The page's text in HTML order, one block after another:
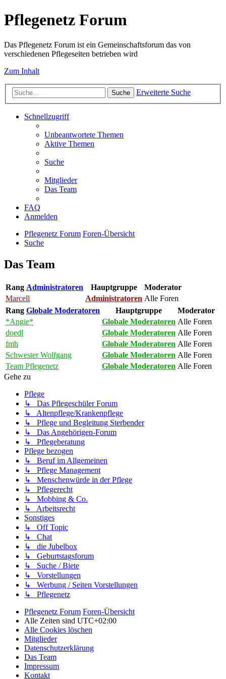
Pflegenetz Forum
Das Pflegenetz Forum ist ein Gemeinschaftsforum das von
verschiedenen Pflegeseiten betrieben wird
Zum Inhalt
Suche Erweiterte Suche
Schnellzugriff
Unbeantwortete Themen
Aktive Themen
Suche
Mitglieder
Das Team
FAQ
Anmelden
Pflegenetz Forum Foren-Übersicht
Suche
Das Team
Rang Administratoren Hauptgruppe
Moderator
Marcell
Administratoren Alle Foren
Rang Globale Moderatoren Hauptgruppe
Moderator
*Angie*
Globale Moderatoren Alle Foren
doedl
Globale Moderatoren Alle Foren
fmh
Globale Moderatoren Alle Foren
Schwester Wolfgang
Globale Moderatoren Alle Foren
Team Pflegenetz
Globale Moderatoren Alle Foren
Gehe zu
Pflege
↳ Das Pflegeschüler Forum
↳ Altenpflege/Krankenpflege
↳ Pflege und Begleitung Sterbender
↳ Das Angehörigen-Forum
↳ Pflegeberatung
Pflege bezogen
↳ Beruf im Allgemeinen
↳ Pflege Management
↳ Menschenwürde in der Pflege
↳ Pflegerecht
↳ Mobbing & Co.
↳ Arbeitsrecht
Sonstiges
↳ Off Topic
↳ Chat
↳ die Jubelbox
↳ Geburtstagsforum
↳ Suche / Biete
↳ Vorstellungen
↳ Werbung / Seiten Vorstellungen
↳ Pflegenetz
Pflegenetz Forum Foren-Übersicht
Alle Zeiten sind UTC+02:00
Alle Cookies löschen
Mitglieder
Datenschutzerklärung
Das Team
Impressum
Kontakt